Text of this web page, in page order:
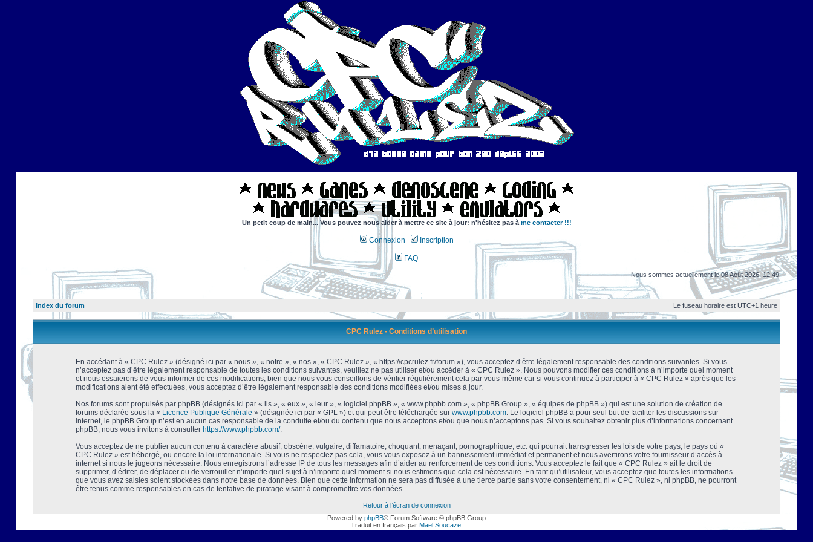
Un petit coup de main... Vous pouvez nous aider à mettre ce site à jour: n'hésitez pas à me contacter !!!
Connexion Inscription
FAQ
Nous sommes actuellement le 08 Août 2026, 12:49
Index du forum Le fuseau horaire est UTC+1 heure
CPC Rulez - Conditions d’utilisation
En accédant à « CPC Rulez » (désigné ici par « nous », « notre », « nos », « CPC Rulez », « https://cpcrulez.fr/forum »), vous acceptez d’être légalement responsable des conditions suivantes. Si vous
n’acceptez pas d’être légalement responsable de toutes les conditions suivantes, veuillez ne pas utiliser et/ou accéder à « CPC Rulez ». Nous pouvons modifier ces conditions à n’importe quel moment
et nous essaierons de vous informer de ces modifications, bien que nous vous conseillons de vérifier régulièrement cela par vous-même car si vous continuez à participer à « CPC Rulez » après que les
modifications aient été effectuées, vous acceptez d’être légalement responsable des conditions modifiées et/ou mises à jour.
Nos forums sont propulsés par phpBB (désignés ici par « ils », « eux », « leur », « logiciel phpBB », « www.phpbb.com », « phpBB Group », « équipes de phpBB ») qui est une solution de création de
forums déclarée sous la « Licence Publique Générale » (désignée ici par « GPL ») et qui peut être téléchargée sur www.phpbb.com. Le logiciel phpBB a pour seul but de faciliter les discussions sur
internet, le phpBB Group n’est en aucun cas responsable de la conduite et/ou du contenu que nous acceptons et/ou que nous n’acceptons pas. Si vous souhaitez obtenir plus d’informations concernant
phpBB, nous vous invitons à consulter https://www.phpbb.com/.
Vous acceptez de ne publier aucun contenu à caractère abusif, obscène, vulgaire, diffamatoire, choquant, menaçant, pornographique, etc. qui pourrait transgresser les lois de votre pays, le pays où «
CPC Rulez » est hébergé, ou encore la loi internationale. Si vous ne respectez pas cela, vous vous exposez à un bannissement immédiat et permanent et nous avertirons votre fournisseur d’accès à
internet si nous le jugeons nécessaire. Nous enregistrons l’adresse IP de tous les messages afin d’aider au renforcement de ces conditions. Vous acceptez le fait que « CPC Rulez » ait le droit de
supprimer, d’éditer, de déplacer ou de verrouiller n’importe quel sujet à n’importe quel moment si nous estimons que cela est nécessaire. En tant qu’utilisateur, vous acceptez que toutes les informations
que vous avez saisies soient stockées dans notre base de données. Bien que cette information ne sera pas diffusée à une tierce partie sans votre consentement, ni « CPC Rulez », ni phpBB, ne pourront
être tenus comme responsables en cas de tentative de piratage visant à compromettre vos données.
Retour à l’écran de connexion
Powered by phpBB® Forum Software © phpBB Group
Traduit en français par Maël Soucaze.